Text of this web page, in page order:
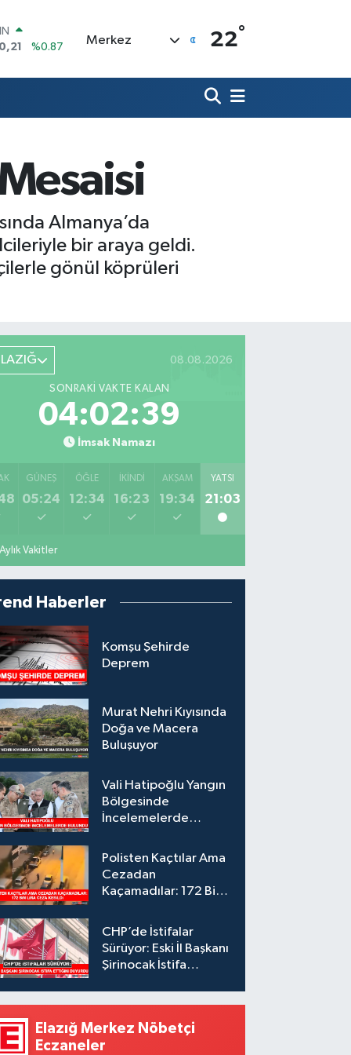
%0.18
%0.32
%-14
Merkez 22°
Almanya’da
bir araya geldi.
gönül köprüleri
08.08.2026
SONRAKI VAKTE KALAN
04:02:37
İmsak Namazı
GÜNEŞ
05:24
ÖĞLE
12:34
İKINDI
16:23
AKŞAM
19:34
YATSI
21:03
Aylık Vakitler
Haberler
Komşu Şehirde
Deprem
Murat Nehri Kıyısında
Doğa ve Macera
Buluşuyor
Vali Hatipoğlu Yangın
Bölgesinde
İncelemelerde
Polisten Kaçtılar Ama
Cezadan
Kaçamadılar: 172 Bin
CHP’de İstifalar
Sürüyor: Eski İl Başkanı
Şirinocak İstifa
Elazığ Merkez Nöbetçi
Eczaneler